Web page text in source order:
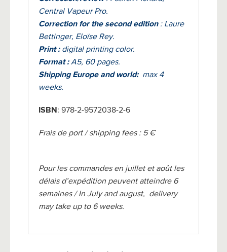
Central Vapeur Pro.
Correction for the second edition: Laure
Bettinger, Eloïse Rey.
Print :digital printing color.
Format :A5, 60 pages.
Shipping Europe and world: max 4
weeks.
ISBN: 978-2-9572038-2-6
Frais de port / shipping fees : 5 €
Pour les commandes en juillet et août les
délais d’expédition peuvent atteindre 6
semaines / In July and august, delivery
may take up to 6 weeks.